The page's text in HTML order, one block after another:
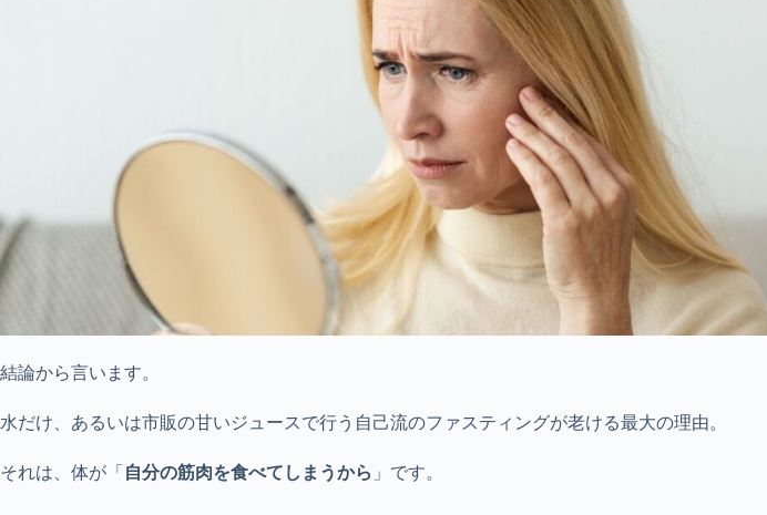
結論から言います。
水だけ、あるいは市販の甘いジュースで行う自己流のファスティングが老ける最大の理由。
それは、体が「 自分の筋肉を食べてしまうから 」です。